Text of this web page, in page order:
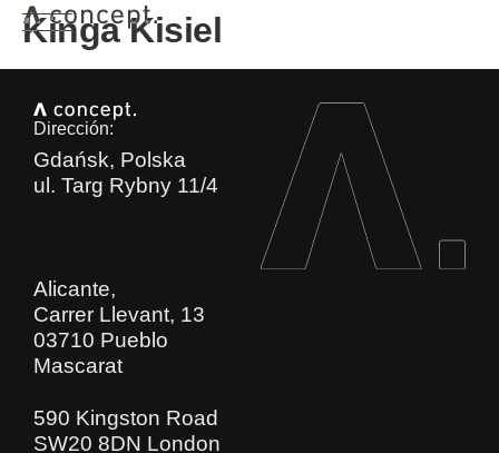
Kinga Kisiel
Dirección:
Gdańsk, Polska
ul. Targ Rybny 11/4
Alicante,
Carrer Llevant, 13
03710 Pueblo
Mascarat
590 Kingston Road
SW20 8DN London